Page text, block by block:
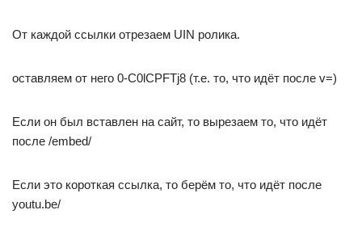
От каждой ссылки отрезаем UIN ролика.
оставляем от него 0-C0lCPFTj8 (т.е. то, что идёт после v=)
Если он был вставлен на сайт, то вырезаем то, что идёт
после /embed/
Если это короткая ссылка, то берём то, что идёт после
youtu.be/